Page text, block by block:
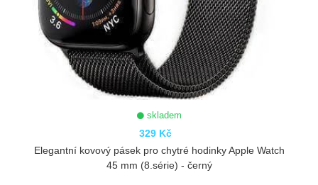
skladem
329 Kč
Elegantní kovový pásek pro chytré hodinky Apple Watch
45 mm (8.série) - černý